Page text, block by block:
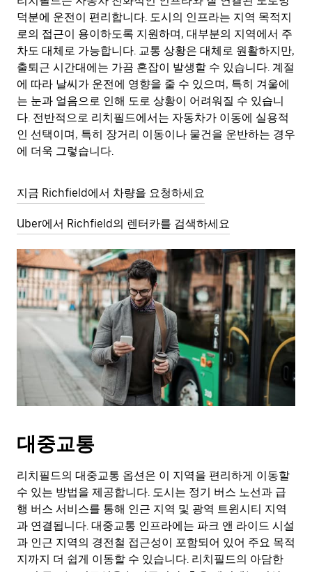
덕분에 운전이 편리합니다. 도시의 인프라는 지역 목적지
로의 접근이 용이하도록 지원하며, 대부분의 지역에서 주
차도 대체로 가능합니다. 교통 상황은 대체로 원활하지만,
출퇴근 시간대에는 가끔 혼잡이 발생할 수 있습니다. 계절
에 따라 날씨가 운전에 영향을 줄 수 있으며, 특히 겨울에
는 눈과 얼음으로 인해 도로 상황이 어려워질 수 있습니
다. 전반적으로 리치필드에서는 자동차가 이동에 실용적
인 선택이며, 특히 장거리 이동이나 물건을 운반하는 경우
에 더욱 그렇습니다.
지금 Richfield에서 차량을 요청하세요
Uber에서 Richfield의 렌터카를 검색하세요
대중교통
리치필드의 대중교통 옵션은 이 지역을 편리하게 이동할
수 있는 방법을 제공합니다. 도시는 정기 버스 노선과 급
행 버스 서비스를 통해 인근 지역 및 광역 트윈시티 지역
과 연결됩니다. 대중교통 인프라에는 파크 앤 라이드 시설
과 인근 지역의 경전철 접근성이 포함되어 있어 주요 목적
지까지 더 쉽게 이동할 수 있습니다. 리치필드의 아담한